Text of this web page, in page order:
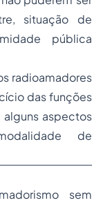
situação de
pública
radioamadores
das funções
aspectos
de
sem